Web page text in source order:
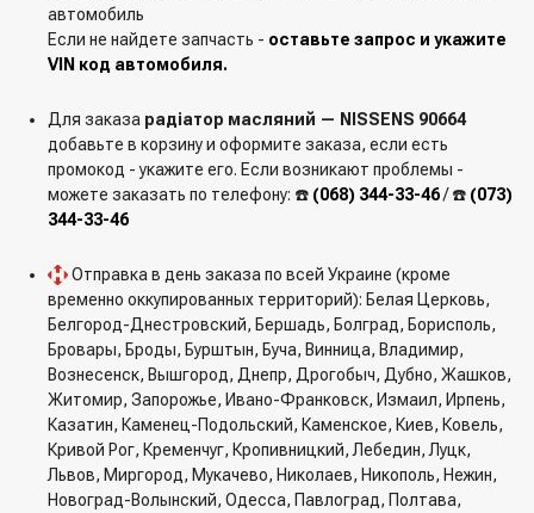
автомобиль
Если не найдете запчасть - оставьте запрос и укажите
VIN код автомобиля.
Для заказа радіатор масляний — NISSENS 90664
добавьте в корзину и оформите заказа, если есть
промокод - укажите его. Если возникают проблемы -
можете заказать по телефону: ☎️ (068) 344-33-46/ ☎️ (073)
344-33-46
Отправка в день заказа по всей Украине (кроме
временно оккупированных территорий): Белая Церковь,
Белгород-Днестровский, Бершадь, Болград, Борисполь,
Бровары, Броды, Бурштын, Буча, Винница, Владимир,
Вознесенск, Вышгород, Днепр, Дрогобыч, Дубно, Жашков,
Житомир, Запорожье, Ивано-Франковск, Измаил, Ирпень,
Казатин, Каменец-Подольский, Каменское, Киев, Ковель,
Кривой Рог, Кременчуг, Кропивницкий, Лебедин, Луцк,
Львов, Миргород, Мукачево, Николаев, Никополь, Нежин,
Новоград-Волынский, Одесса, Павлоград, Полтава,